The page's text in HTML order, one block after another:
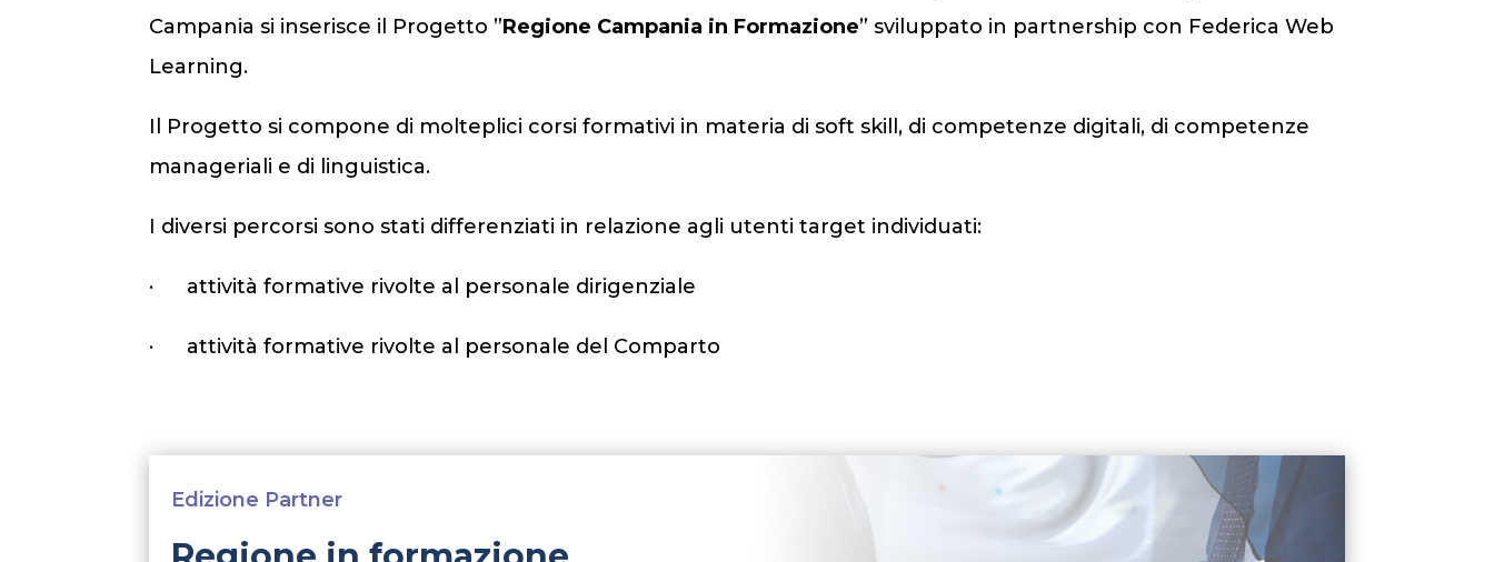
Campania si inserisce il Progetto ”Regione Campania in Formazione” sviluppato in partnership con Federica Web
Learning.
Il Progetto si compone di molteplici corsi formativi in materia di soft skill, di competenze digitali, di competenze
manageriali e di linguistica.
I diversi percorsi sono stati differenziati in relazione agli utenti target individuati:
· attività formative rivolte al personale dirigenziale
· attività formative rivolte al personale del Comparto
Edizione Partner